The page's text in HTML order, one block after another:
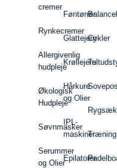
cremer
Rynkecremer
Allergivenlig
hudpleje
Økologisk
Hudpleje
Søvnmasker
Serummer
og Olier
Føntørrer
Glattejern
Krøllejern
Hårkure
og Olier
IPL-
maskiner
Epilatorer
Cykler